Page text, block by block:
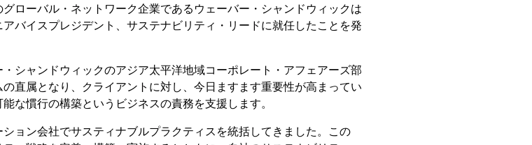
ローバル・ネットワーク企業であるウェーバー・シャンドウィックは
バイスプレジデント、サステナビリティ・リードに就任したことを発
シャンドウィックのアジア太平洋地域コーポレート・アフェアーズ部
直属となり、クライアントに対し、今日ますます重要性が高まってい
な慣行の構築というビジネスの責務を支援します。
ョン会社でサスティナブルプラクティスを統括してきました。この